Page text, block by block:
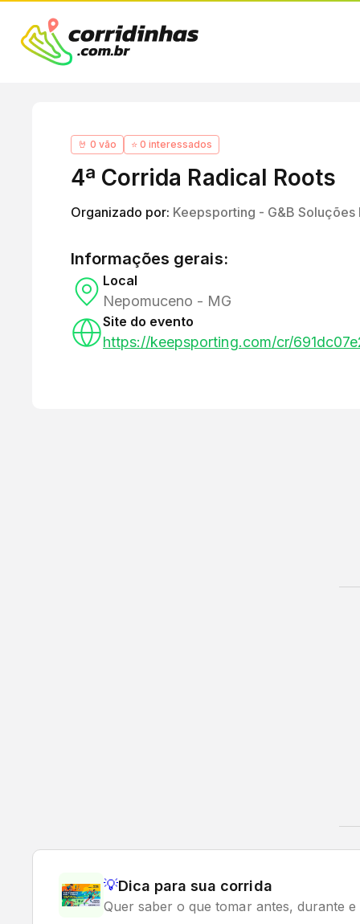
🤘 0 vão ⭐ 0 interessados
4ª Corrida Radical Roots
Organizado por: Keepsporting - G&B Soluções
Informações gerais:
Local
Nepomuceno - MG
Site do evento
https://keepsporting.com/cr/
💡Dica para sua corrida
Quer saber o que tomar antes, durante e